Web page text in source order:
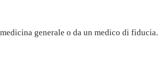
generale o da un medico di fiducia.